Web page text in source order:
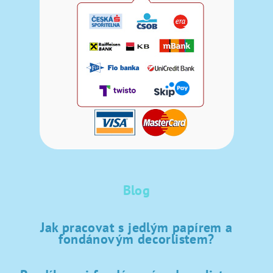
Blog
Jak pracovat s jedlým papírem a
fondánovým decorlistem?